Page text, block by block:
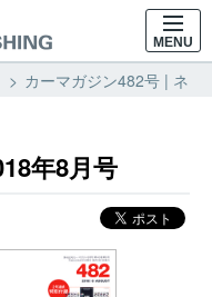
MENU
カーマガジン482号 | ネ
年8月号